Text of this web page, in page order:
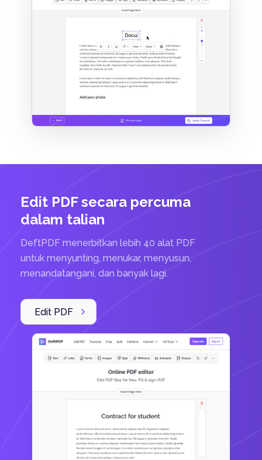
Edit PDF secara percuma
dalam talian
DeftPDF menerbitkan lebih 40 alat PDF
untuk menyunting, menukar, menyusun,
menandatangani, dan banyak lagi.
Edit PDF